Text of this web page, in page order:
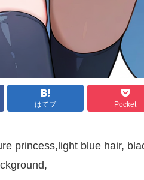
はてブ Pocket
princess,light blue hair,